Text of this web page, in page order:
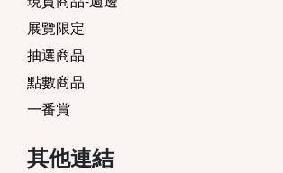
展覽限定
抽選商品
點數商品
一番賞
其他連結